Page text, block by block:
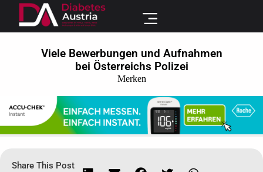
Viele Bewerbungen und Aufnahmen
bei Österreichs Polizei
Merken
Share This Post